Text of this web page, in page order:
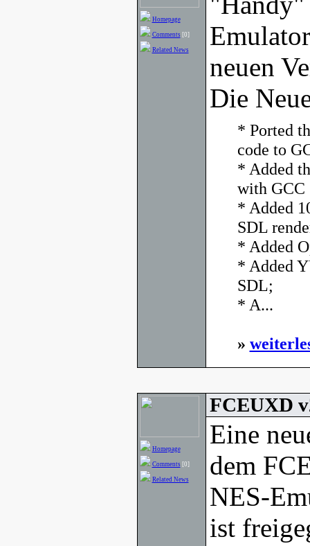
Homepage
Comments [0]
Related News
neuen
Die
* Ported
code to
* Added
with GCC
* Added
SDL
* Added
* Added
SDL;
* A...
»
Homepage
Comments [0]
Related News
FCEUXD
Eine
dem
NES-
ist